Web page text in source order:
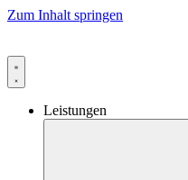
Zum Inhalt springen
Leistungen